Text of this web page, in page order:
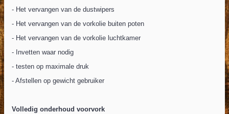
- Het vervangen van de dustwipers
- Het vervangen van de vorkolie buiten poten
- Het vervangen van de vorkolie luchtkamer
- Invetten waar nodig
- testen op maximale druk
- Afstellen op gewicht gebruiker
Volledig onderhoud voorvork